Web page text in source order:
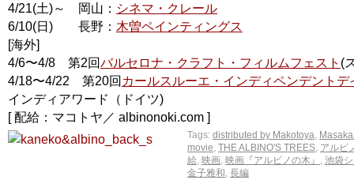
4/21(土)～ 岡山： シネマ・クレール
6/10(日) 長野： 木曽ペインティングス
[海外]
4/6〜4/8 第2回バルセロナ・クラフト・フィルムフェスト (
4/18〜4/22 第20回カールスルーエ・インディペンデントデ
インディアワード（ドイツ)
[ 配給：マコトヤ／ albinonoki.com ]
Tags: distributed by Makotoya,
movie, THE ALBINO'S TREES, アルビ
給, 映画, 映画『アルビノの木』 , 池袋
金子雅和, 長編